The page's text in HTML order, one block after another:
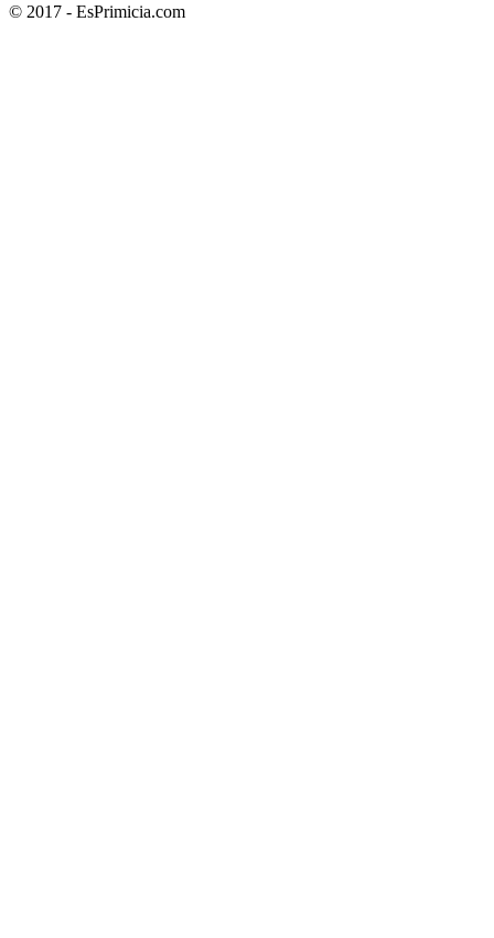
© 2017 - EsPrimicia.com